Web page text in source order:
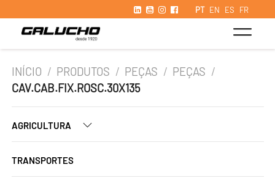
PT EN ES FR
INÍCIO / PRODUTOS / PEÇAS / PEÇAS /
CAV.CAB.FIX.ROSC.30X135
AGRICULTURA
TRANSPORTES